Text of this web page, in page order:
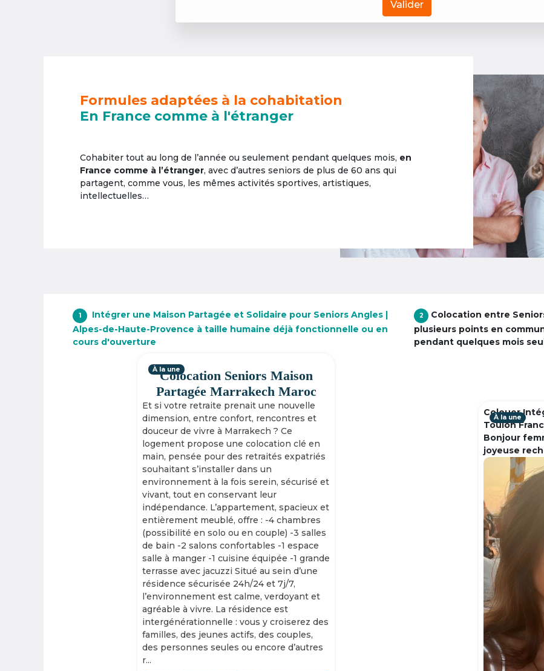
Valider
Formules adaptées à la cohabitation
En France comme à l'étranger
Cohabiter tout au long de l’année ou seulement pendant quelques mois, en
France comme à l’étranger, avec d’autres seniors de plus de 60 ans qui
partagent, comme vous, les mêmes activités sportives, artistiques,
intellectuelles…
1
Intégrer une Maison Partagée et Solidaire pour Seniors Angles |
Alpes-de-Haute-Provence à taille humaine déjà fonctionnelle ou en
cours d'ouverture
Colocation Seniors Maison
Partagée Marrakech Maroc
Et si votre retraite prenait une nouvelle
dimension, entre confort, rencontres et
douceur de vivre à Marrakech ? Ce
logement propose une colocation clé en
main, pensée pour des retraités expatriés
souhaitant s’installer dans un
environnement à la fois serein, sécurisé et
vivant, tout en conservant leur
indépendance. L’appartement, spacieux et
entièrement meublé, offre : -4 chambres
(possibilité en solo ou en couple) -3 salles
de bain -2 salons confortables -1 espace
salle à manger -1 cuisine équipée -1 grande
terrasse avec jacuzzi Situé au sein d’une
résidence sécurisée 24h/24 et 7j/7,
l’environnement est calme, verdoyant et
agréable à vivre. La résidence est
intergénérationnelle : vous y croiserez des
familles, des jeunes actifs, des couples,
des personnes seules ou encore d’autres
r...
À la une
2 Colocation entre
plusieurs points en
pendant quelques mois
Colouer
Toulon
Bonjour
joyeuse
À la une